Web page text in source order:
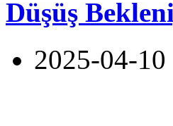
Düşüş
2025-04-10